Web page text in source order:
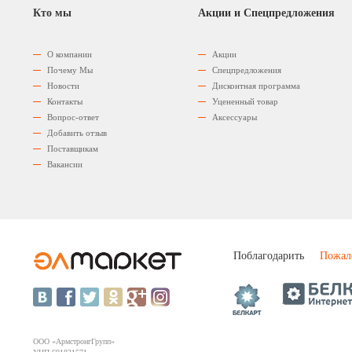
Кто мы
О компании
Почему Мы
Новости
Контакты
Вопрос-ответ
Добавить отзыв
Поставщикам
Вакансии
Акции и Спецпредложения
Акции
Спецпредложения
Дисконтная программа
Уцененный товар
Аксессуары
Поблагодарить
ООО «АрмстронгГрупп»